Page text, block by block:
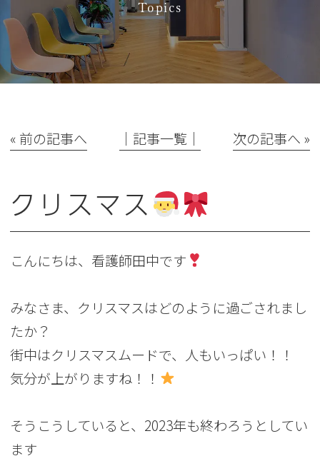
Topics
« 前の記事へ │記事一覧│ 次の記事へ »
クリスマス
こんにちは、看護師田中です
みなさま、クリスマスはどのように過ごされまし
たか？
街中はクリスマスムードで、人もいっぱい！！
気分が上がりますね！！
そうこうしていると、2023年も終わろうとしてい
ます